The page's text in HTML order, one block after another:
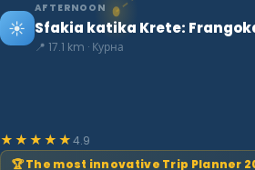
☀️
AFTERNOON
Sfakia katika Krete:
📍 17.1 km · Курна
★★★★★4.9
🏆 The most innovative Trip Planner